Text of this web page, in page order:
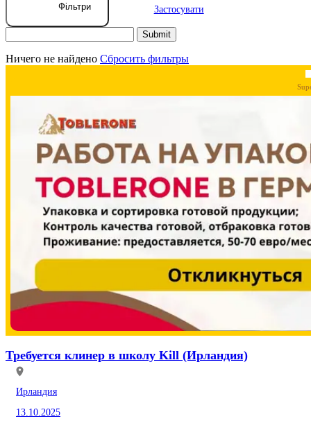
Фільтри Застосувати
Ничего не найдено Сбросить фильтры
Требуется клинер в школу Kill (Ирландия)
Ирландия
13.10.2025